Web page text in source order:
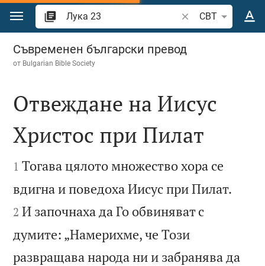
Преминете към съдържанието
Търсете стих или
CBT
Лука 23
Съвременен български превод
от Bulgarian Bible Society

Отвеждане на Иисус
Христос при Пилат

1 Тогава цялото множество хора се
вдигна и поведоха Иисус при Пилат.
2 И започнаха да Го обвиняват с
думите: „Намерихме, че Този
развращава народа ни и забранява да